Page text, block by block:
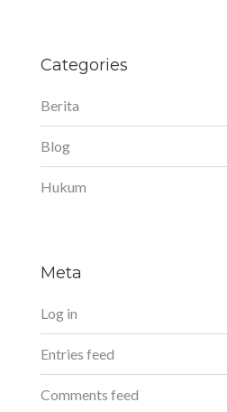
Categories
Berita
Blog
Hukum
Meta
Log in
Entries feed
Comments feed